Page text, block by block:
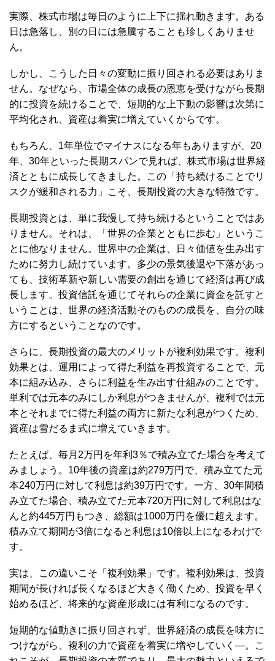
実際、株式市場は毎日のように上下に揺れ動きます。ある
日は急落し、別の日には急騰することも珍しくありませ
ん。
しかし、こうした日々の変動に振り回される必要はありま
せん。なぜなら、市場全体の成長の恩恵を受けながら長期
的に投資を続けることで、短期的な上下動の影響は次第に
平均化され、資産は着実に増えていくからです。
もちろん、1年単位でマイナスになる年もありますが、20
年、30年といった長期スパンで見れば、株式市場は世界経
済とともに成長してきました。この「持ち続けることでリ
スクが緩和される力」こそ、長期投資の大きな特徴です。
長期投資とは、単に我慢して持ち続けるということではあ
りません。それは、「世界の企業とともに歩む」というこ
とに他なりません。世界中の企業は、日々価値を生み出す
ために努力し続けています。多少の景気後退や下落があっ
ても、技術革新や新しい需要の創出を通じて経済は再び成
長します。投資信託を通じてそれらの企業に資金を託すと
いうことは、世界の経済活動そのものの成長を、自分の味
方にするということなのです。
さらに、長期投資の最大のメリットが複利効果です。複利
効果とは、運用によって得た利益を再投資することで、元
本に組み込み、さらに利益を生み出す仕組みのことです。
単利では元本のみにしか利息がつきませんが、複利では元
本とそれまでに得た利益の両方に新たな利息がつくため、
資産は雪だるま式に増えていきます。
たとえば、毎月2万円を年利3％で積み立てた場合を考えて
みましょう。10年後の資産は約279万円で、積み立てた元
本240万円に対して利息は約39万円です。一方、30年間積
み立てた場合、積み立てた元本720万円に対して利息はな
んと約445万円もつき、総額は1000万円を優に超えます。
積み立て期間が3倍になると利息は10倍以上になるわけで
す。
実は、この違いこそ「複利効果」です。複利効果は、投資
期間が長ければ長くなるほど大きく働くため、投資を早く
始めるほど、将来的な資産形成には有利になるのです。
短期的な値動きに振り回されず、世界経済の成長を味方に
つけながら、複利の力で資産を着実に増やしていく―。こ